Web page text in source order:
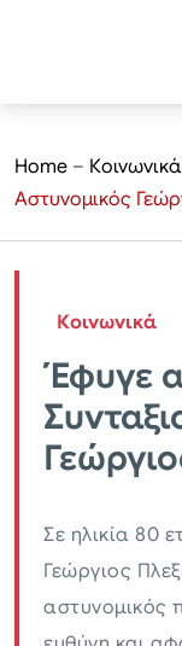
Home – Κοινωνικά
Αστυνομικός
Κοινωνικά
Έφυγε
Σε ηλικία 80
Γεώργιος
αστυνομικός